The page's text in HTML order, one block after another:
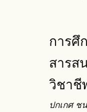
การศึ
สารส
วิชาชี
ปกเกศ ช